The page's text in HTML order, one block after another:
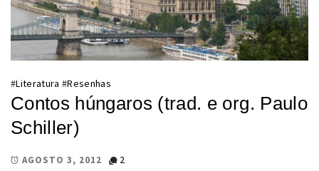
#Literatura #Resenhas
Contos húngaros (trad. e org. Paulo
Schiller)
AGOSTO 3, 2012
2